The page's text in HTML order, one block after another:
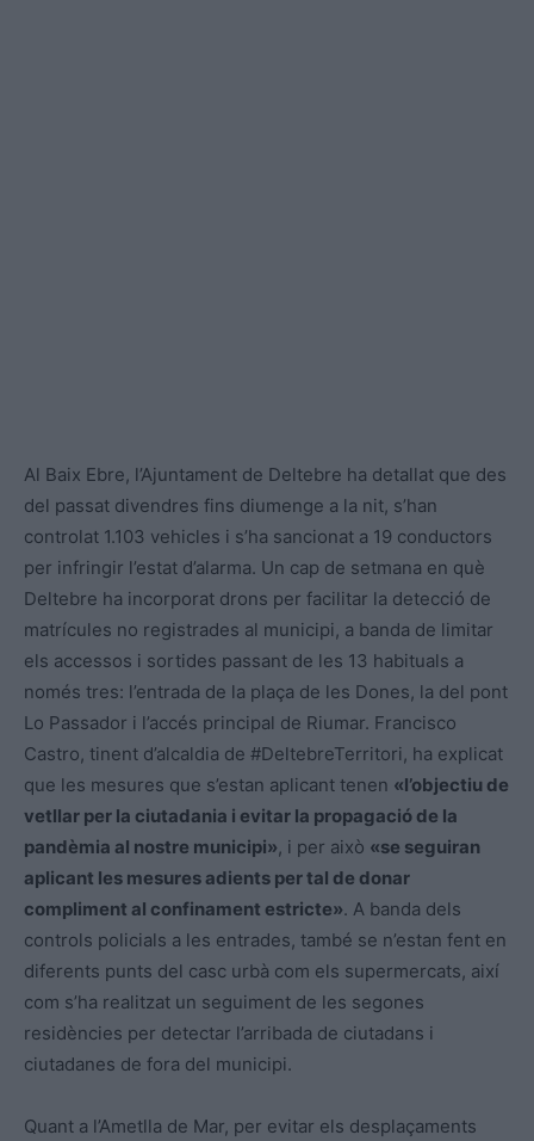
Al Baix Ebre, l’Ajuntament de Deltebre ha detallat que des
del passat divendres fins diumenge a la nit, s’han
controlat 1.103 vehicles i s’ha sancionat a 19 conductors
per infringir l’estat d’alarma. Un cap de setmana en què
Deltebre ha incorporat drons per facilitar la detecció de
matrícules no registrades al municipi, a banda de limitar
els accessos i sortides passant de les 13 habituals a
només tres: l’entrada de la plaça de les Dones, la del pont
Lo Passador i l’accés principal de Riumar. Francisco
Castro, tinent d’alcaldia de #DeltebreTerritori, ha explicat
que les mesures que s’estan aplicant tenen «l’objectiu de
vetllar per la ciutadania i evitar la propagació de la
pandèmia al nostre municipi», i per això «se seguiran
aplicant les mesures adients per tal de donar
compliment al confinament estricte». A banda dels
controls policials a les entrades, també se n’estan fent en
diferents punts del casc urbà com els supermercats, així
com s’ha realitzat un seguiment de les segones
residències per detectar l’arribada de ciutadans i
ciutadanes de fora del municipi.
Quant a l’Ametlla de Mar, per evitar els desplaçaments